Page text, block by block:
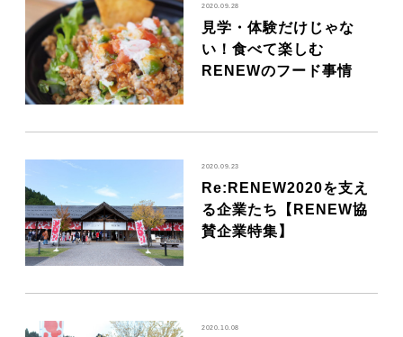
2020.09.28
見学・体験だけじゃな
い！食べて楽しむ
RENEWのフード事情
2020.09.23
Re:RENEW2020を支え
る企業たち【RENEW協
賛企業特集】
2020.10.08